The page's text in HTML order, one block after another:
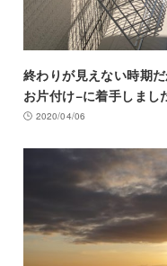
終わりが見えない時期
お片付け−に着手しまし
2020/04/06